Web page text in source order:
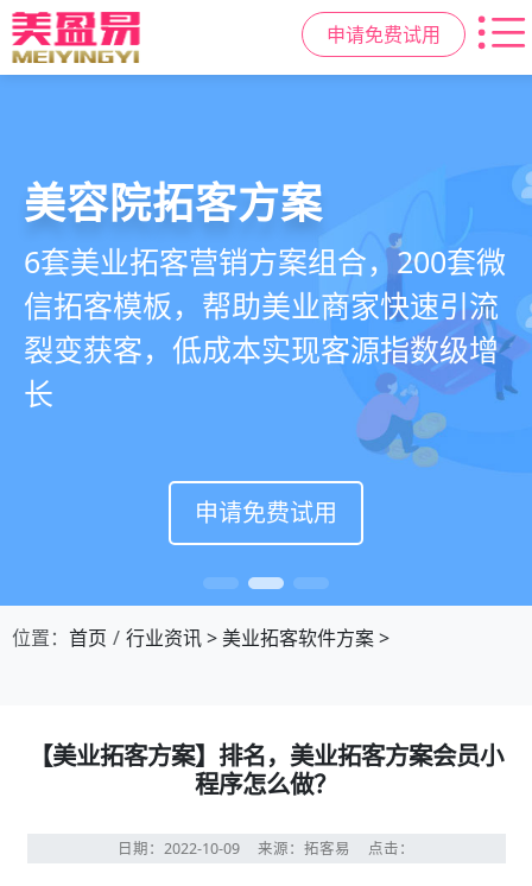
申请免费试用
美业拓客，就用 美盈易
美业全域引流获客+私域运营增长方
案，一站式解决美业门店拓、留、
锁、升难题
申请免费试用
美容院拓客方案
6套美业拓客营销方案组合，200套微
信拓客模板，帮助美业商家快速引流
裂变获客，低成本实现客源指数级增
长
申请免费试用
美业私域运营scrm
从拉新、转化、复购到裂变转介绍面
面俱到，赋能美容顾问销售，实现客
户、业绩
持续增长
申请免费试用
位置： 首页 行业资讯>美业拓客软件方案>
【美业拓客方案】排名，美业拓客方案会员小
程序怎么做？
日期：2022-10-09 来源：拓客易 点击：